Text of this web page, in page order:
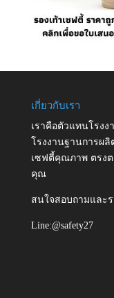
เกี่ยวกับเรา
เราคือตัวแทนโรงง
โรงงานฐานการผ
เซฟตี้คุณภาพ ตรง
คุณ
สนใจสอบถามและร
Line:@safety27